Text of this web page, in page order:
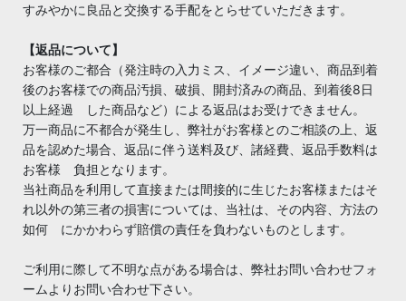
すみやかに良品と交換する手配をとらせていただきます。
【返品について】
お客様のご都合（発注時の入力ミス、イメージ違い、商品到着
後のお客様での商品汚損、破損、開封済みの商品、到着後8日
以上経過 した商品など）による返品はお受けできません。
万一商品に不都合が発生し、弊社がお客様とのご相談の上、返
品を認めた場合、返品に伴う送料及び、諸経費、返品手数料は
お客様 負担となります。
当社商品を利用して直接または間接的に生じたお客様またはそ
れ以外の第三者の損害については、当社は、その内容、方法の
如何 にかかわらず賠償の責任を負わないものとします。
ご利用に際して不明な点がある場合は、弊社お問い合わせフォ
ームよりお問い合わせ下さい。